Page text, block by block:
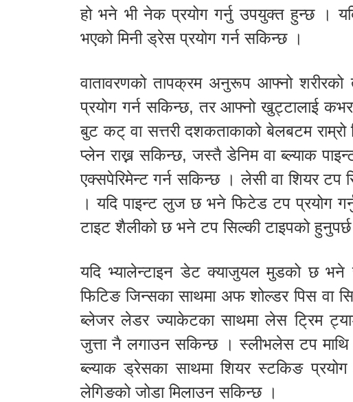
हो भने भी नेक प्रयोग गर्नु उपयुक्त हुन्छ
भएको मिनी ड्रेस प्रयोग गर्न सकिन्छ ।
वातावरणको तापक्रम अनुरूप आफ्नो शरीरको
प्रयोग गर्न सकिन्छ, तर आफ्नो खुट्टालाई
बुट कट् वा सत्तरी दशकताकाको बेलबटम
प्लेन राख्न सकिन्छ, जस्तै डेनिम वा ब्ल्याक
एक्सपेरिमेन्ट गर्न सकिन्छ । लेसी वा शियर टप
। यदि पाइन्ट लुज छ भने फिटेड टप प्रयोग
टाइट शैलीको छ भने टप सिल्की टाइपको
यदि भ्यालेन्टाइन डेट क्याजुयल मुडको छ भने
फिटिङ जिन्सका साथमा अफ शोल्डर पिस
ब्लेजर लेडर ज्याकेटका साथमा लेस ट्रिम
जुत्ता नै लगाउन सकिन्छ । स्लीभलेस टप माथि
ब्ल्याक ड्रेसका साथमा शियर स्टकिङ
लेगिङको जोडा मिलाउन सकिन्छ ।